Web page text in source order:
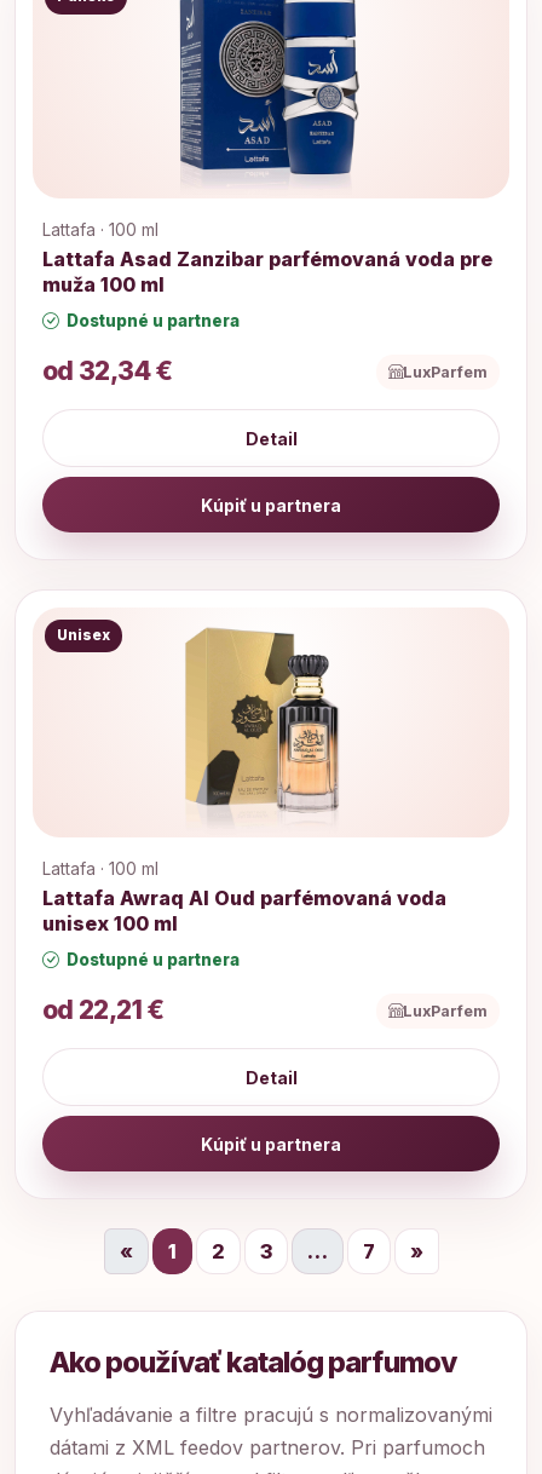
Lattafa · 100 ml
Lattafa Asad Zanzibar parfémovaná voda pre
muža 100 ml
Dostupné u partnera
od 32,34 € LuxParfem
Detail
Kúpiť u partnera
Unisex
Lattafa · 100 ml
Lattafa Awraq Al Oud parfémovaná voda
unisex 100 ml
Dostupné u partnera
od 22,21 € LuxParfem
Detail
Kúpiť u partnera
« 1 2 3 … 7 »
Ako používať katalóg parfumov
Vyhľadávanie a filtre pracujú s normalizovanými
dátami z XML feedov partnerov. Pri parfumoch